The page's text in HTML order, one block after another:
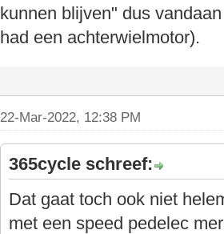
kunnen blijven" dus
had een achterwielmotor).
22-Mar-2022, 12:38 PM
365cycle schreef:
Dat gaat toch ook niet
met een speed pedelec